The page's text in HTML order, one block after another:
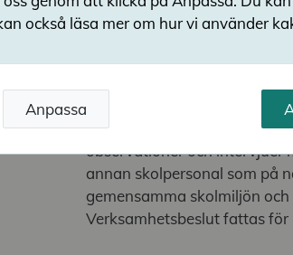
Skolinspektionens
Kvalitetsgranskningen
skolenheter. För att få
genomförs dokumentstudier
observationer och intervjuer
annan skolpersonal som på
gemensamma skolmiljön
Verksamhetsbeslut fattas för
också läsa mer om hur vi använder
Anpassa